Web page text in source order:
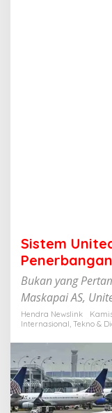
Sistem
Bukan yang
Maskapai AS,
Hendra Newslink
Internasional, Tekno &